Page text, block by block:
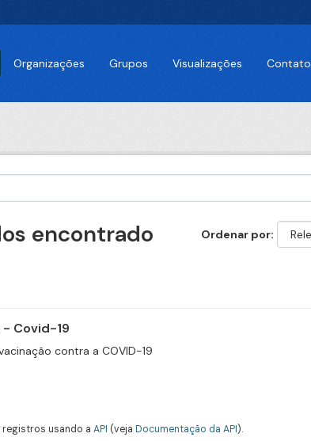
Organizações Grupos Visualizações Contato
Ordenar por
encontrado
- Covid-19
contra a COVID-19
usando a API (veja Documentação da API).